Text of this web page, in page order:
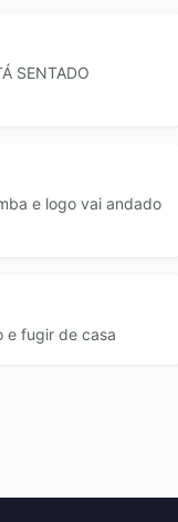
SENTADO
e logo vai andado
e fugir de casa